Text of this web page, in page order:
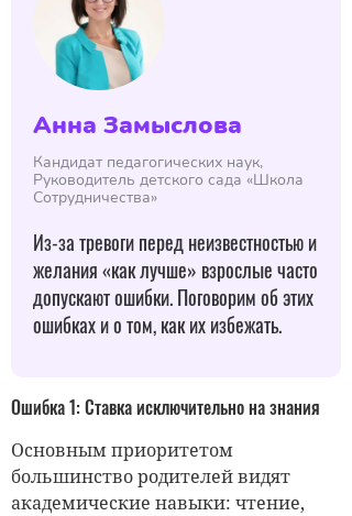
Анна Замыслова
Кандидат педагогических наук,
Руководитель детского сада «Школа
Сотрудничества»
Из-за тревоги перед неизвестностью и
желания «как лучше» взрослые часто
допускают ошибки. Поговорим об этих
ошибках и о том, как их избежать.
Ошибка 1: Ставка исключительно на знания
Основным приоритетом
большинство родителей видят
академические навыки: чтение,